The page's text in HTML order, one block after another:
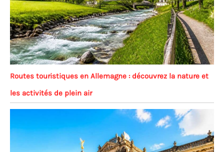
Routes touristiques en Allemagne : découvrez la nature et
les activités de plein air